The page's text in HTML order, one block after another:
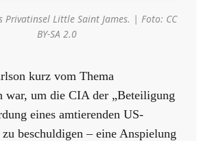
Privatinsel Little Saint James. | Foto: CC
BY-SA 2.0
kurz vom Thema
war, um die CIA der „Beteiligung
eines amtierenden US-
zu beschuldigen – eine Anspielung